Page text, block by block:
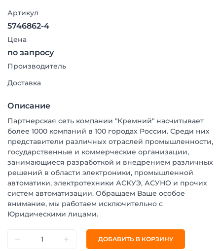
Артикул
5746862-4
Цена
по запросу
Производитель
Доставка
Описание
Партнерская сеть компании "Кремний" насчитывает
более 1000 компаний в 100 городах России. Среди них
представители различных отраслей промышленности,
государственные и коммерческие организации,
занимающиеся разработкой и внедрением различных
решений в области электроники, промышленной
автоматики, электротехники АСКУЭ, АСУНО и прочих
систем автоматизации. Обращаем Ваше особое
внимание, мы работаем исключительно с
Юридическими лицами.
ДОБАВИТЬ В КОРЗИНУ